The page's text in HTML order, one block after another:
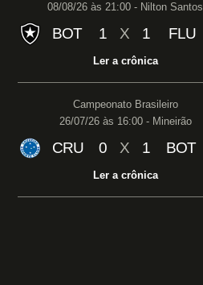
08/08/26 às 21:00 - Nilton Santos
BOT 1 X 1 FLU
Ler a crônica
Campeonato Brasileiro
26/07/26 às 16:00 - Mineirão
CRU 0 X 1 BOT
Ler a crônica